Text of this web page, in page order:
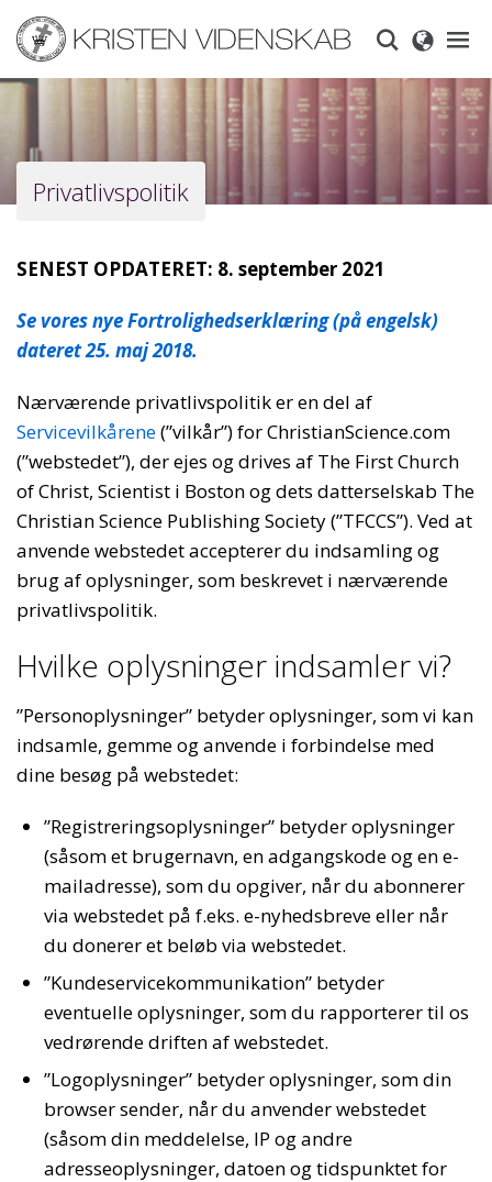
main
content
Privatlivspolitik
SENEST OPDATERET: 8. september 2021
Se vores nye Fortrolighedserklæring (på engelsk)
dateret 25. maj 2018.
Nærværende privatlivspolitik er en del af
Servicevilkårene(”vilkår”) for ChristianScience.com
(”webstedet”), der ejes og drives af The First Church
of Christ, Scientist i Boston og dets datterselskab The
Christian Science Publishing Society (”TFCCS”). Ved at
anvende webstedet accepterer du indsamling og
brug af oplysninger, som beskrevet i nærværende
privatlivspolitik.
Hvilke oplysninger indsamler vi?
”Personoplysninger” betyder oplysninger, som vi kan
indsamle, gemme og anvende i forbindelse med
dine besøg på webstedet:
”Registreringsoplysninger” betyder oplysninger
(såsom et brugernavn, en adgangskode og en e-
mailadresse), som du opgiver, når du abonnerer
via webstedet på f.eks. e-nyhedsbreve eller når
du donerer et beløb via webstedet.
”Kundeservicekommunikation” betyder
eventuelle oplysninger, som du rapporterer til os
vedrørende driften af webstedet.
”Logoplysninger” betyder oplysninger, som din
browser sender, når du anvender webstedet
(såsom din meddelelse, IP og andre
adresseoplysninger, datoen og tidspunktet for